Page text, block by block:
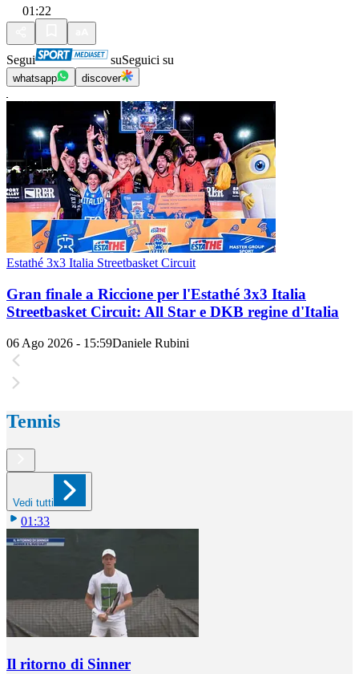
01:22
Segui suSeguici su
whatsapp discover
Estathé 3x3 Italia Streetbasket Circuit
Gran finale a Riccione per l'Estathé 3x3 Italia
Streetbasket Circuit: All Star e DKB regine d'Italia
06 Ago 2026 - 15:59Daniele Rubini
Tennis
Vedi tutti
01:33
Il ritorno di Sinner